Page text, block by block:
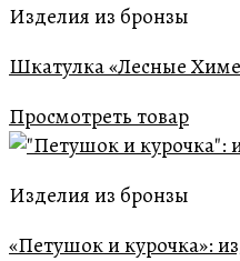
Изделия из бронзы
Шкатулка «Лесные
Просмотреть товар
Изделия из бронзы
«Петушок и курочка»: